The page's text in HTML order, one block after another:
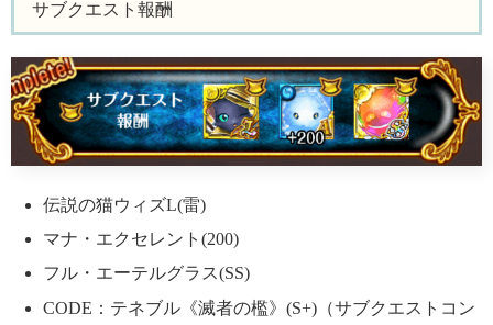
サブクエスト報酬
伝説の猫ウィズL(雷)
マナ・エクセレント(200)
フル・エーテルグラス(SS)
CODE：テネブル《滅者の檻》(S+)（サブクエストコン